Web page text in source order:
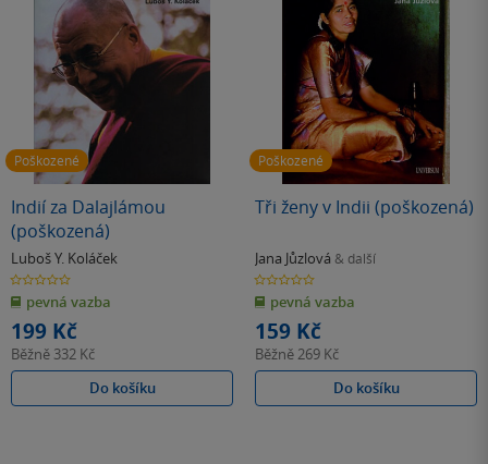
Poškozené
Indií za Dalajlámou
(poškozená)
Luboš Y. Koláček
0.0
z
5
hvězdiček
pevná vazba
199 Kč
Běžně 332 Kč
Do košíku
Poškozené
Tři ženy v Indii (poškozená)
Jana Jůzlová & další
0.0
z
5
hvězdiček
pevná vazba
159 Kč
Běžně269 Kč
Do košíku